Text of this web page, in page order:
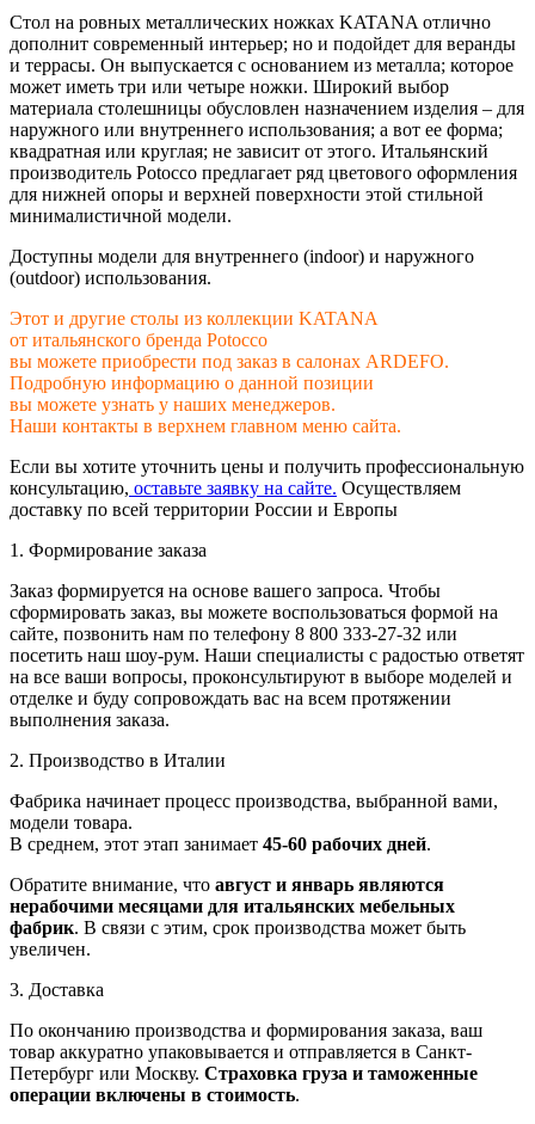
Стол на ровных металлических ножках KATANA отлично
дополнит современный интерьер; но и подойдет для веранды
и террасы. Он выпускается с основанием из металла; которое
может иметь три или четыре ножки. Широкий выбор
материала столешницы обусловлен назначением изделия – для
наружного или внутреннего использования; а вот ее форма;
квадратная или круглая; не зависит от этого. Итальянский
производитель Potocco предлагает ряд цветового оформления
для нижней опоры и верхней поверхности этой стильной
минималистичной модели.
Доступны модели для внутреннего (indoor) и наружного
(outdoor) использования.
Этот и другие столы из коллекции KATANA
от итальянского бренда Potocco
вы можете приобрести под заказ в салонах ARDEFO.
Подробную информацию о данной позиции
вы можете узнать у наших менеджеров.
Наши контакты в верхнем главном меню сайта.
Если вы хотите уточнить цены и получить профессиональную
консультацию, оставьте заявку на сайте. Осуществляем
доставку по всей территории России и Европы
1. Формирование заказа
Заказ формируется на основе вашего запроса. Чтобы
сформировать заказ, вы можете воспользоваться формой на
сайте, позвонить нам по телефону 8 800 333-27-32 или
посетить наш шоу-рум. Наши специалисты с радостью ответят
на все ваши вопросы, проконсультируют в выборе моделей и
отделке и буду сопровождать вас на всем протяжении
выполнения заказа.
2. Производство в Италии
Фабрика начинает процесс производства, выбранной вами,
модели товара.
В среднем, этот этап занимает 45-60 рабочих дней.
Обратите внимание, что август и январь являются
нерабочими месяцами для итальянских мебельных
фабрик. В связи с этим, срок производства может быть
увеличен.
3. Доставка
По окончанию производства и формирования заказа, ваш
товар аккуратно упаковывается и отправляется в Санкт-
Петербург или Москву. Страховка груза и таможенные
операции включены в стоимость.